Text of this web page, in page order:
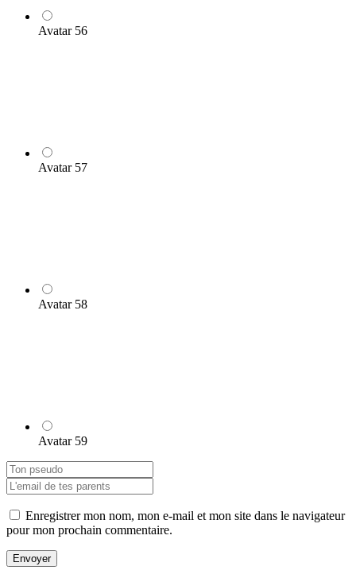
Avatar 56
Avatar 57
Avatar 58
Avatar 59
Enregistrer mon nom, mon e-mail et mon site dans le navigateur
pour mon prochain commentaire.
Envoyer